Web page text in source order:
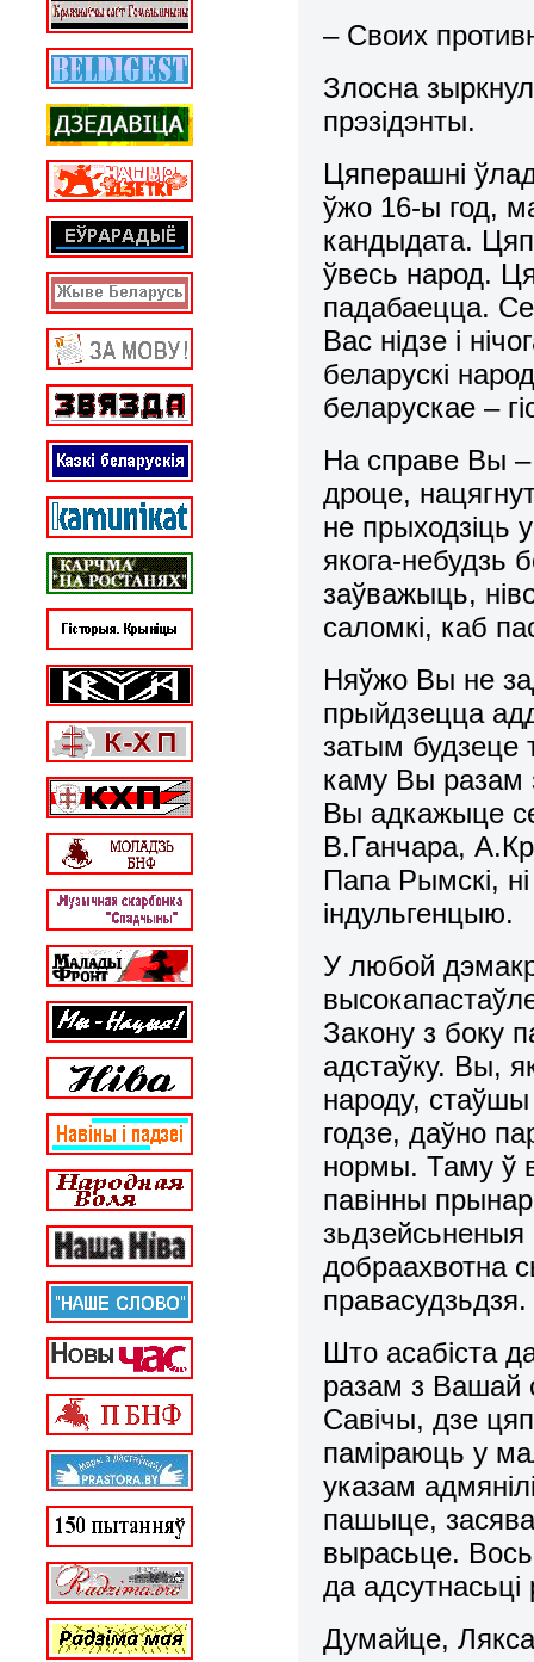
– Своих
Злосна
прэзідэнты.
Цяперашні
ўжо 16-ы год,
кандыдата.
ўвесь народ.
падабаецца.
Вас нідзе і
беларускі
беларускае –
На справе Вы –
дроце,
не прыходзіць
якога-небудзь
заўважыць,
саломкі, каб
Няўжо Вы не
прыйдзецца
затым будзеце
каму Вы разам
Вы адкажыце
В.Ганчара,
Папа Рымскі,
індульгенцыю.
У любой
Закону з боку
адстаўку. Вы,
народу,
годзе, даўно
нормы. Таму ў
павінны
зьдзейсьненыя
добраахвотна
правасудзьдзя.
Што асабіста
разам з Вашай
Савічы, дзе
паміраюць у
указам
пашыце,
вырасьце.
да
Думайце,